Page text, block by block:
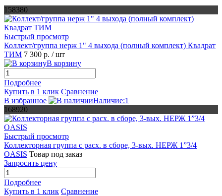
158380
Быстрый просмотр
Коллект/группа нерж 1" 4 выхода (полный комплект) Квадрат
ТИМ 7 300 р. / шт
В корзину
Подробнее
Купить в 1 клик Сравнение
В избранное
Наличие:1
168920
Быстрый просмотр
Коллекторная группа с расх. в сборе, 3-вых. НЕРЖ 1”3/4
OASIS Товар под заказ
Запросить цену
Подробнее
Купить в 1 клик Сравнение